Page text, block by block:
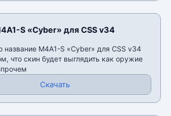
S «Cyber» для CSS v34
название M4A1-S «Cyber» для CSS v34
что скин будет выглядить как оружие
Скачать